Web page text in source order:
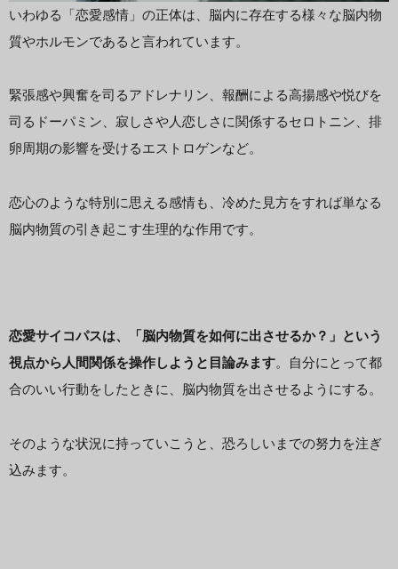
いわゆる「恋愛感情」の正体は、脳内に存在する様々な脳内物
質やホルモンであると言われています。
緊張感や興奮を司るアドレナリン、報酬による高揚感や悦びを
司るドーパミン、寂しさや人恋しさに関係するセロトニン、排
卵周期の影響を受けるエストロゲンなど。
恋心のような特別に思える感情も、冷めた見方をすれば単なる
脳内物質の引き起こす生理的な作用です。
恋愛サイコパスは、「脳内物質を如何に出させるか？」という
視点から人間関係を操作しようと目論みます。自分にとって都
合のいい行動をしたときに、脳内物質を出させるようにする。
そのような状況に持っていこうと、恐ろしいまでの努力を注ぎ
込みます。